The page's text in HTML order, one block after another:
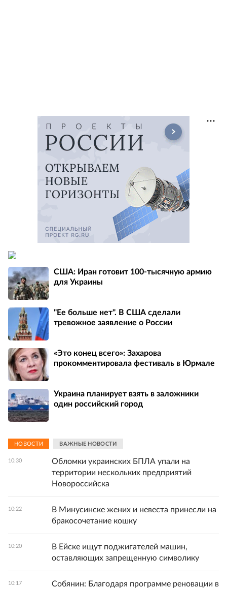
США: Иран готовит 100-тысячную армию
для Украины
"Ее больше нет". В США сделали
тревожное заявление о России
«Это конец всего»: Захарова
прокомментировала фестиваль в Юрмале
Украина планирует взять в заложники
один российский город
НОВОСТИ ВАЖНЫЕ НОВОСТИ
10:30
Обломки украинских БПЛА упали на
территории нескольких предприятий
Новороссийска
10:22
В Минусинске жених и невеста принесли на
бракосочетание кошку
10:20
В Ейске ищут поджигателей машин,
оставляющих запрещенную символику
10:17
Собянин: Благодаря программе реновации в